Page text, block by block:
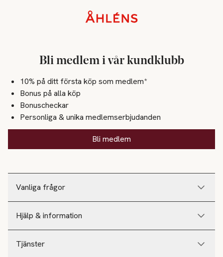
Vanliga frågor
Hjälp & information
Tjänster
Bli medlem i vår kundklubb
10% på ditt första köp som medlem*
Bonus på alla köp
Bonuscheckar
Personliga & unika medlemserbjudanden
Bli medlem